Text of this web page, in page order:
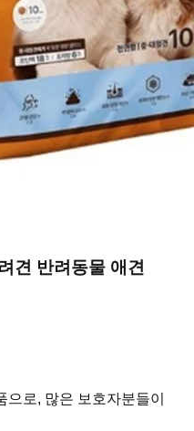
견 반려동물 애견
으로, 많은 보호자분들이